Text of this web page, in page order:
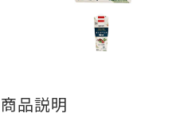
商品説明